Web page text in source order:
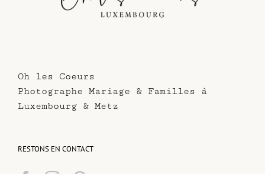
Oh les Coeurs
Photographe Mariage & Familles à
Luxembourg & Metz
RESTONS EN CONTACT